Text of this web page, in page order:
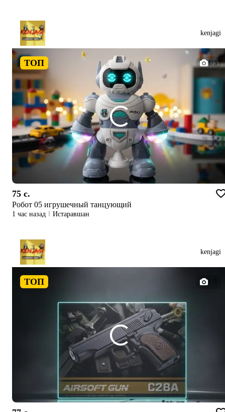
kenjagi
ТОП 1/3
75 c.
Робот 05 игрушечный танцующий
1 час назад Истаравшан
kenjagi
ТОП